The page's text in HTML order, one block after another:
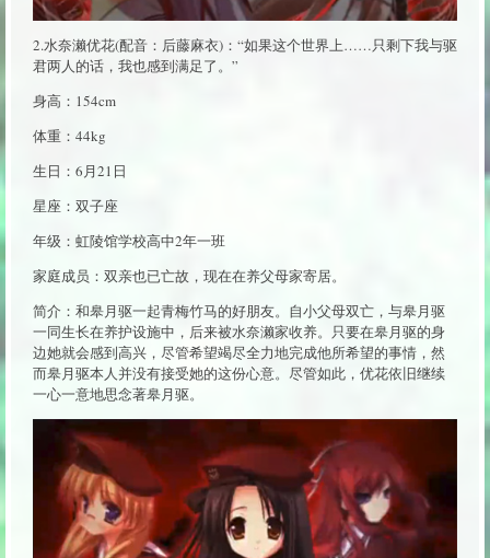
2.水奈濑优花(配音：后藤麻衣)：“如果这个世界上……只剩下我与驱
君两人的话，我也感到满足了。”
身高：154cm
体重：44kg
生日：6月21日
星座：双子座
年级：虹陵馆学校高中2年一班
家庭成员：双亲也已亡故，现在在养父母家寄居。
简介：和皋月驱一起青梅竹马的好朋友。自小父母双亡，与皋月驱
一同生长在养护设施中，后来被水奈濑家收养。只要在皋月驱的身
边她就会感到高兴，尽管希望竭尽全力地完成他所希望的事情，然
而皋月驱本人并没有接受她的这份心意。尽管如此，优花依旧继续
一心一意地思念著皋月驱。